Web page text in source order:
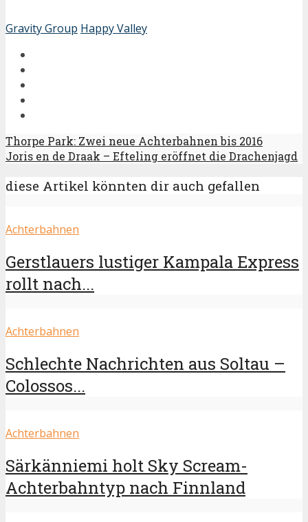
Gravity Group Happy Valley
Thorpe Park: Zwei neue Achterbahnen bis 2016
Joris en de Draak – Efteling eröffnet die Drachenjagd
diese Artikel könnten dir auch gefallen
Achterbahnen
Gerstlauers lustiger Kampala Express
rollt nach...
Achterbahnen
Schlechte Nachrichten aus Soltau –
Colossos...
Achterbahnen
Särkänniemi holt Sky Scream-
Achterbahntyp nach Finnland